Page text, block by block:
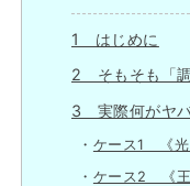
1 はじめに
2 そもそも「
3 実際何がヤ
ケース1 《光
ケース2 《王